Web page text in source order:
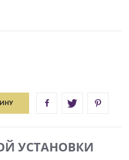
УСТАНОВКИ